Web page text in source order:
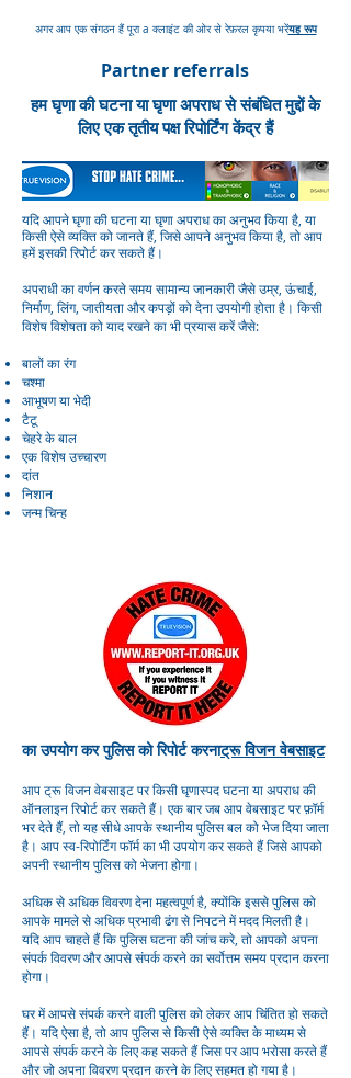
अगर आप एक संगठन हैंपूराa क्लाइंट की ओर से रेफ़रल कृपया भरेंयह रूप
Partner referrals
हम घृणा की घटना या घृणा अपराध से संबंधित मुद्दों के
लिए एक तृतीय पक्ष रिपोर्टिंग केंद्र हैं
यदि आपने घृणा की घटना या घृणा अपराध का अनुभव किया है, या
किसी ऐसे व्यक्ति को जानते हैं, जिसे आपने अनुभव किया है, तो आप
हमें इसकी रिपोर्ट कर सकते हैं।
अपराधी का वर्णन करते समय सामान्य जानकारी जैसे उम्र, ऊंचाई,
निर्माण, लिंग, जातीयता और कपड़ों को देना उपयोगी होता है। किसी
विशेष विशेषता को याद रखने का भी प्रयास करें जैसे:
बालों का रंग
चश्मा
आभूषण या भेदी
टैटू
चेहरे के बाल
एक विशेष उच्चारण
दांत
निशान
जन्म चिन्ह
का उपयोग कर पुलिस को रिपोर्ट करनाट्रू विजन वेबसाइट
आप ट्रू विजन वेबसाइट पर किसी घृणास्पद घटना या अपराध की
ऑनलाइन रिपोर्ट कर सकते हैं। एक बार जब आप वेबसाइट पर फ़ॉर्म
भर देते हैं, तो यह सीधे आपके स्थानीय पुलिस बल को भेज दिया जाता
है। आप स्व-रिपोर्टिंग फॉर्म का भी उपयोग कर सकते हैं जिसे आपको
अपनी स्थानीय पुलिस को भेजना होगा।
अधिक से अधिक विवरण देना महत्वपूर्ण है, क्योंकि इससे पुलिस को
आपके मामले से अधिक प्रभावी ढंग से निपटने में मदद मिलती है।
यदि आप चाहते हैं कि पुलिस घटना की जांच करे, तो आपको अपना
संपर्क विवरण और आपसे संपर्क करने का सर्वोत्तम समय प्रदान करना
होगा।
घर में आपसे संपर्क करने वाली पुलिस को लेकर आप चिंतित हो सकते
हैं। यदि ऐसा है, तो आप पुलिस से किसी ऐसे व्यक्ति के माध्यम से
आपसे संपर्क करने के लिए कह सकते हैं जिस पर आप भरोसा करते हैं
और जो अपना विवरण प्रदान करने के लिए सहमत हो गया है।